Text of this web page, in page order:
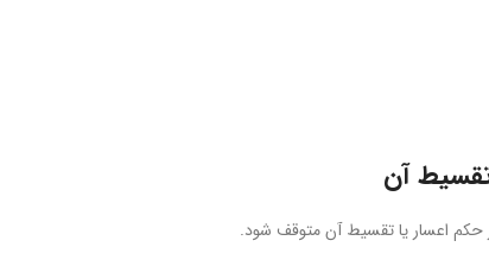
آن
حکم اعسار یا تقسیط آن متوقف شود.